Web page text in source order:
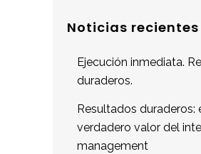
Noticias recientes
Ejecución inmediata.
duraderos.
Resultados duraderos:
verdadero valor del
management